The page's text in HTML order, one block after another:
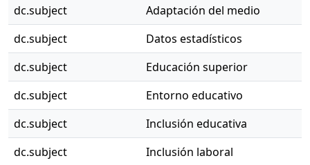
dc.subject
Adaptación del medio
dc.subject
Datos estadísticos
dc.subject
Educación superior
dc.subject
Entorno educativo
dc.subject
Inclusión educativa
dc.subject
Inclusión laboral